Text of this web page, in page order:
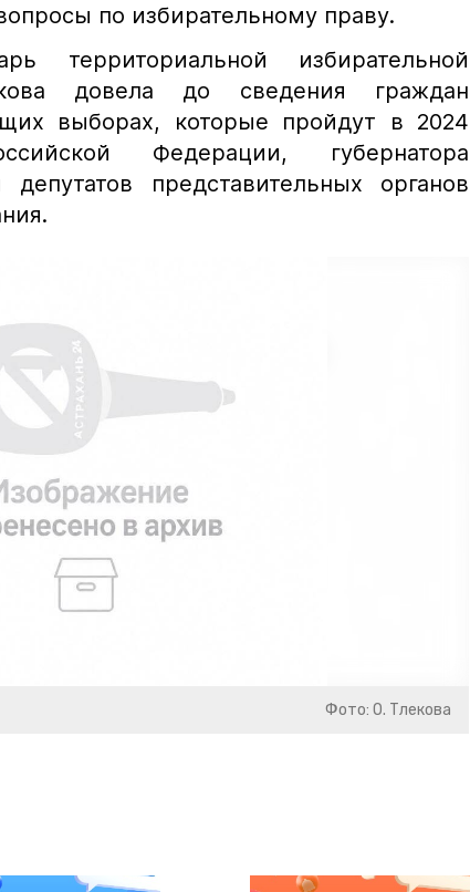
по избирательному праву.
территориальной избирательной
довела до сведения граждан
выборах, которые пройдут в 2024
Федерации, губернатора
представительных органов
Фото: О. Тлекова